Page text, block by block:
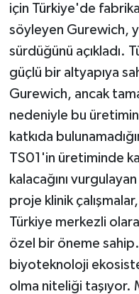
için Türkiye'de fabrika
söyleyen Gurewich,
sürdüğünü açıkladı.
güçlü bir altyapıya
Gurewich, ancak
nedeniyle bu
katkıda
TS01'in üretiminde
kalacağını
proje klinik
Türkiye merkezli
özel bir öneme
biyoteknoloji
olma niteliği taşıyor.